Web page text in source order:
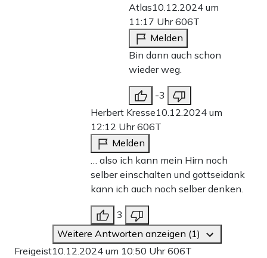
Atlas10.12.2024 um
11:17 Uhr606T
Melden
Bin dann auch schon
wieder weg.
-3
Herbert Kresse10.12.2024 um
12:12 Uhr606T
Melden
… also ich kann mein Hirn noch
selber einschalten und gottseidank
kann ich auch noch selber denken.
3
Weitere Antworten anzeigen (1)
Freigeist10.12.2024 um 10:50 Uhr606T